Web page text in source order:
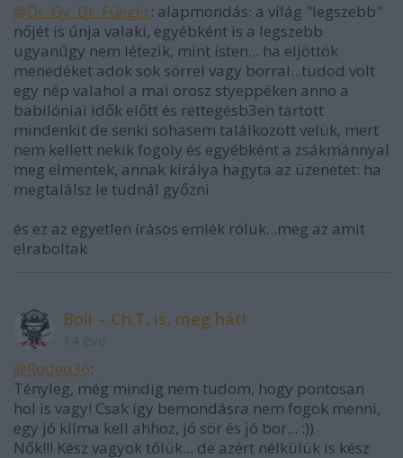
@Dr. Gy. Dr. Fűegér: alapmondás: a világ "legszebb"
nőjét is únja valaki, egyébként is a legszebb
ugyanúgy nem létezik, mint isten... ha eljöttök
menedéket adok sok sörrel vagy borral...tudod volt
egy nép valahol a mai orosz styeppéken anno a
babilóniai idők előtt és rettegésb3en tartott
mindenkit de senki sohasem találkozott velük, mert
nem kellett nekik fogoly és egyébként a zsákmánnyal
meg elmentek, annak királya hagyta az üzenetet: ha
megtalálsz le tudnál győzni
és ez az egyetlen írásos emlék róluk...meg az amit
elraboltak
Boli – Ch.T. is, meg hát!
@Rodeo36:
Tényleg, még mindig nem tudom, hogy pontosan
hol is vagy! Csak így bemondásra nem fogok menni,
egy jó klíma kell ahhoz, jó sör és jó bor... :))
Nők!!! Kész vagyok tőlük... de azért nélkülük is kész